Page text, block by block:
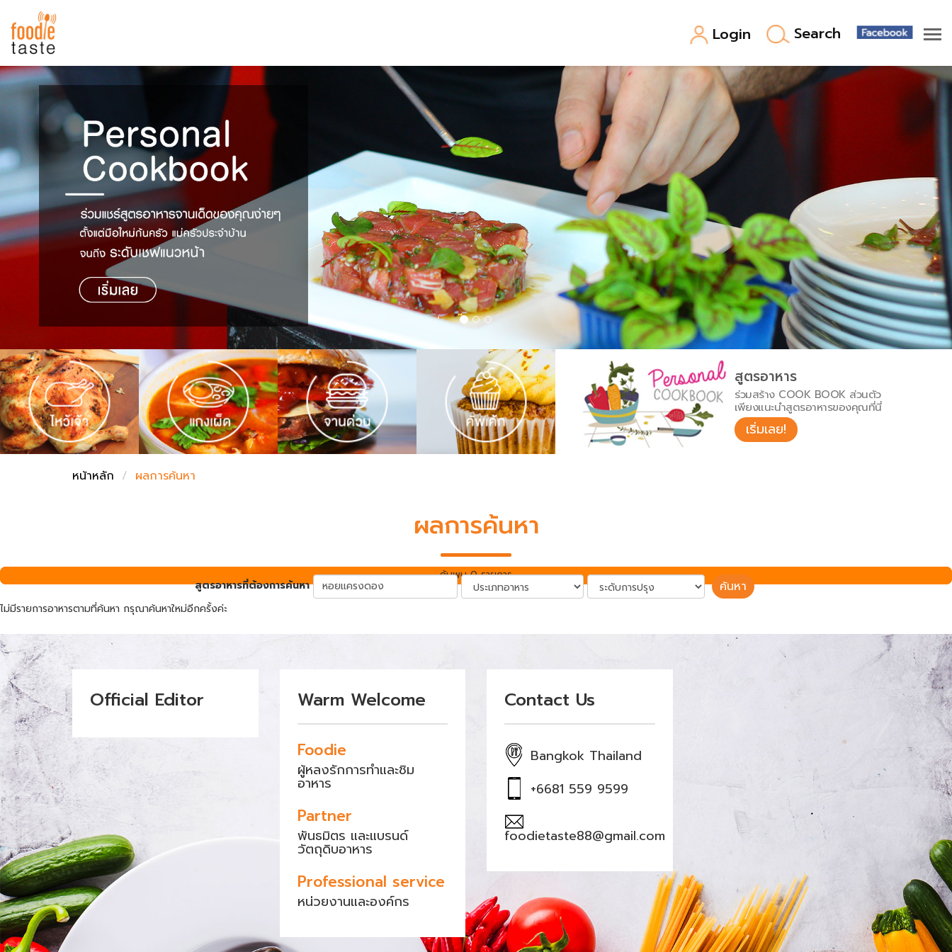
Login Search
สูตรอาหาร
สูตรอาหารล่าสุด
Top Foodie
พาไปชิม
สารพันก้นครัว
เคล็ดลับน่ารู้
เปรียบเทียบหน่วยการตวง
เปรียบเทียบอุณหภูมิ
เปรียบเทียบน้ำหนักวัตถุดิบ
ชั่งตวงเนย
FoodPedia
สร้าง Cookbook
สูตรอาหาร
ร่วมสร้าง COOK BOOK ส่วนตัว
เพียงแนะนำสูตรอาหารของคุณที่นี่
เริ่มเลย!
หน้าหลัก ผลการค้นหา
ผลการค้นหา
สูตรอาหารที่ต้องการค้นหา ค้นหา
ไม่มีรายการอาหารตามที่ค้นหา กรุณาค้นหาใหม่อีกครั้งค่ะ
ค้นพบ 0 รายการ
Official Editor Warm Welcome
Foodie
ผู้หลงรักการทำและชิม
อาหาร
Partner
พันธมิตร และแบรนด์
วัตถุดิบอาหาร
Professional service
หน่วยงานและองค์กร
Contact Us
Bangkok Thailand
+6681 559 9599
foodietaste88@gmail.com